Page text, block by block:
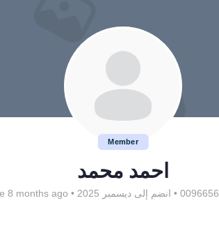
Member
احمد محمد
• انضم إلى ديسمبر 2025 •